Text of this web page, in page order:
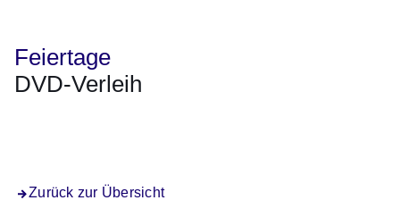
Feiertage
DVD-Verleih
Zurück zur Übersicht